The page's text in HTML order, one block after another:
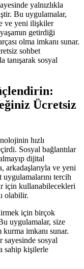
yalnızlıkla
Bu uygulamalar,
ve yeni ilişkiler
getirdiği
olma imkanı sunar.
sohbet
tanışarak sosyal
Ücretsiz
hızlı
Sosyal bağlantılar
dijital
arkadaşlarıyla ve yeni
tercih
için kullanabilecekleri
olabilir.
için birçok
uygulamalar, size
imkanı sunar.
sayesinde sosyal
sahip kişilerle